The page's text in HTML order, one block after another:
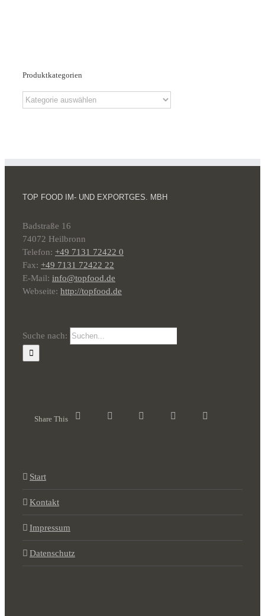
Produktkategorien
TOP FOOD IM- UND EXPORTGES. MBH
Badstraße 16
74072 Heilbronn
Telefon: +49 7131 72422 0
Fax: +49 7131 72422 22
E-Mail: info@topfood.de
Webseite: http://topfood.de
Suche nach:
Share This
Start
Kontakt
Impressum
Datenschutz